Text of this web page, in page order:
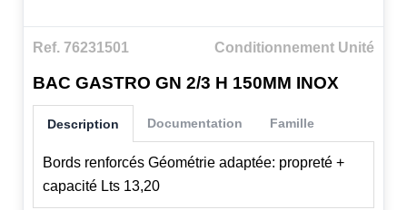
Ref. 76231501 Conditionnement Unité
BAC GASTRO GN 2/3 H 150MM INOX
Description
Bords renforcés Géométrie adaptée: propreté +
capacité Lts 13,20
Documentation Famille